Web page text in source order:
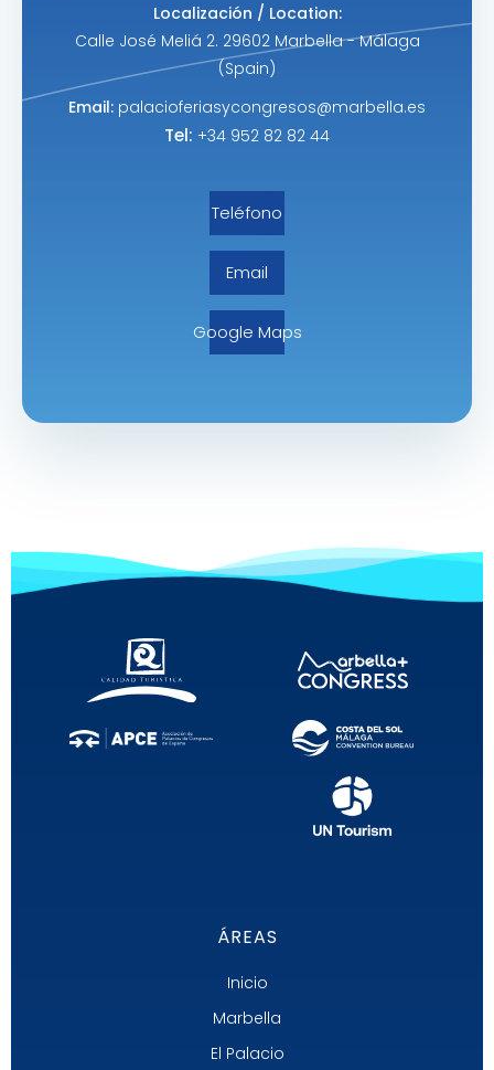
Localización / Location:
Calle José Meliá 2. 29602 Marbella - Málaga
(Spain)
Email: palacioferiasycongresos@marbella.es
Tel: +34 952 82 82 44
Teléfono
Email
Google Maps
ÁREAS
Inicio
Marbella
El Palacio